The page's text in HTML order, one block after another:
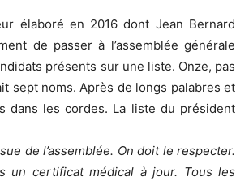
élaboré en 2016 dont Jean Bernard
de passer à l’assemblée générale
présents sur une liste. Onze, pas
sept noms. Après de longs palabres et
dans les cordes. La liste du président
de l’assemblée. On doit le respecter.
un certificat médical à jour. Tous les